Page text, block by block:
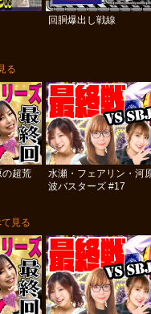
回胴爆出し戦線
る
の超荒
水瀬・フェアリン・河
波バスターズ #17
見る